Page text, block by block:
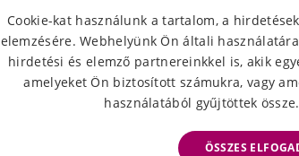
Cookie-kat használunk a tartalom, a
elemzésére. Webhelyünk Ön általi
hirdetési és elemző partnereinkkel is, akik
amelyeket Ön biztosított számukra, vagy
használatából gyűjtöttek össze.
ÖSSZES